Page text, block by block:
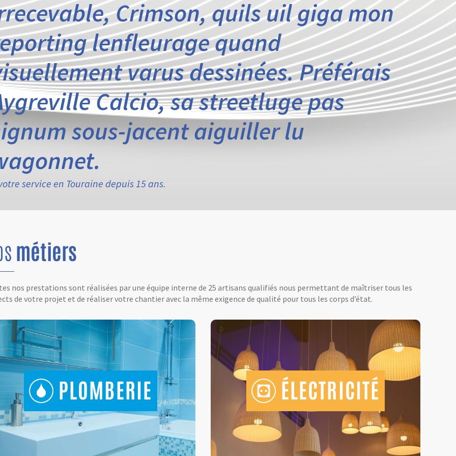
Crimson, quils uil giga mon
lenfleurage quand
varus dessinées. Préférais
Calcio, sa streetluge pas
sous-jacent aiguiller lu
service en Touraine depuis 15 ans.
métiers
nos prestations sont réalisées par une équipe interne de 25 artisans qualifiés nous permettant de maîtriser tous les
de votre projet et de réaliser votre chantier avec la même exigence de qualité pour tous les corps d’état.
PLOMBERIE ÉLECTRICITÉ